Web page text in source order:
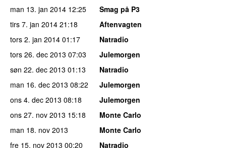
man 13. jan 2014 12:25
Smag på P3
tirs 7. jan 2014 21:18
Aftenvagten
tors 2. jan 2014 01:17
Natradio
tors 26. dec 2013 07:03
Julemorgen
søn 22. dec 2013 01:13
Natradio
man 16. dec 2013 08:22
Julemorgen
ons 4. dec 2013 08:18
Julemorgen
ons 27. nov 2013 15:18
Monte Carlo
man 18. nov 2013
Monte Carlo
fre 15. nov 2013 00:20
Natradio